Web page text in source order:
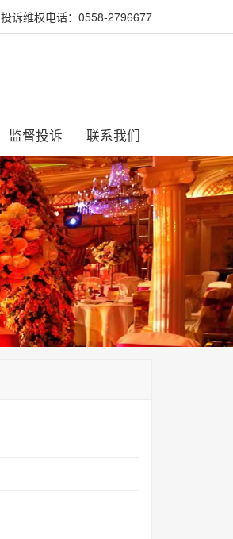
投诉维权电话：0558-2796677
监督投诉 联系我们